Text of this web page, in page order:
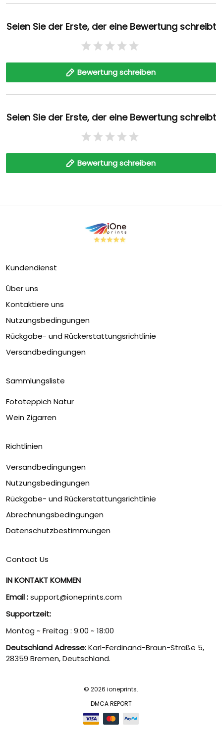
Seien Sie der Erste, der eine Bewertung schreibt
Bewertung schreiben
Seien Sie der Erste, der eine Bewertung schreibt
Bewertung schreiben
Kundendienst
Über uns
Kontaktiere uns
Nutzungsbedingungen
Rückgabe- und Rückerstattungsrichtlinie
Versandbedingungen
Sammlungsliste
Fototeppich Natur
Wein Zigarren
Richtlinien
Versandbedingungen
Nutzungsbedingungen
Rückgabe- und Rückerstattungsrichtlinie
Abrechnungsbedingungen
Datenschutzbestimmungen
Contact Us
IN KONTAKT KOMMEN
Email :support@ioneprints.com
Supportzeit:
Montag ~ Freitag : 9:00 ~ 18:00
Deutschland Adresse:Karl-Ferdinand-Braun-Straße 5,
28359 Bremen, Deutschland.
© 2026 ioneprints.
DMCA REPORT